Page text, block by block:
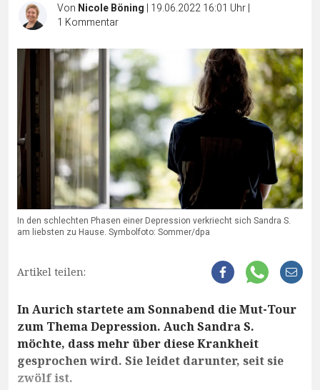
Von Nicole Böning | 19.06.2022 16:01 Uhr|
1 Kommentar
In den schlechten Phasen einer Depression verkriecht sich Sandra S.
am liebsten zu Hause. Symbolfoto: Sommer/dpa
Artikel teilen:
In Aurich startete am Sonnabend die Mut-Tour
zum Thema Depression. Auch Sandra S.
möchte, dass mehr über diese Krankheit
gesprochen wird. Sie leidet darunter, seit sie
zwölf ist.